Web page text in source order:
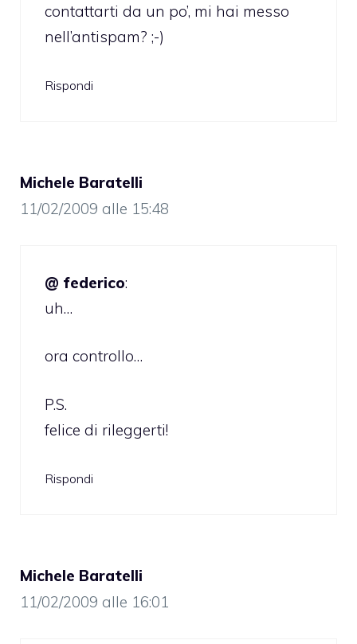
contattarti da un po’, mi hai messo
nell’antispam? ;-)
Rispondi
Michele Baratelli
11/02/2009 alle 15:48
@ federico:
uh…
ora controllo…
P.S.
felice di rileggerti!
Rispondi
Michele Baratelli
11/02/2009 alle 16:01